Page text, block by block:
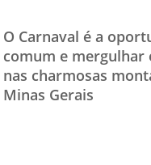
O Carnaval é a
comum e mergulhar
nas charmosas
Minas Gerais